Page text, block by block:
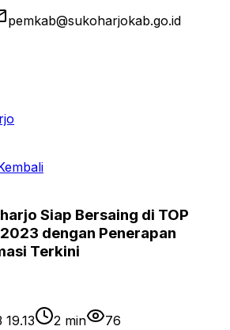
pemkab@sukoharjokab.go.id
Siap Bersaing di TOP
dengan Penerapan
Terkini
2 min
76